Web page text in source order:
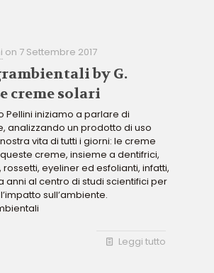
on 7 Settembre 2017
by G.
creme solari
Pellini iniziamo a parlare di
analizzando un prodotto di uso
vita di tutti i giorni: le creme
creme, insieme a dentifrici,
eyeliner ed esfolianti, infatti,
anni al centro di studi scientifici per
sull’ambiente.
Leggi tutto